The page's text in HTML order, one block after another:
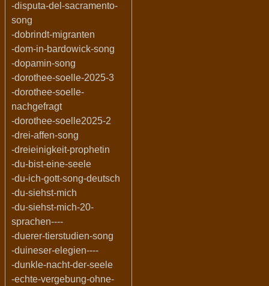
-disputa-del-sacramento-
song
-dobrindt-migranten
-dom-in-bardowick-song
-dopamin-song
-dorothee-soelle-2025-3
-dorothee-soelle-
nachgefragt
-dorothee-soelle2025-2
-drei-affen-song
-dreieinigkeit-prophetin
-du-bist-eine-seele
-du-ich-gott-song-deutsch
-du-siehst-mich
-du-siehst-mich-20-
sprachen----
-duerer-tierstudien-song
-duineser-elegien----
-dunkle-nacht-der-seele
-echte-vergebung-ohne-